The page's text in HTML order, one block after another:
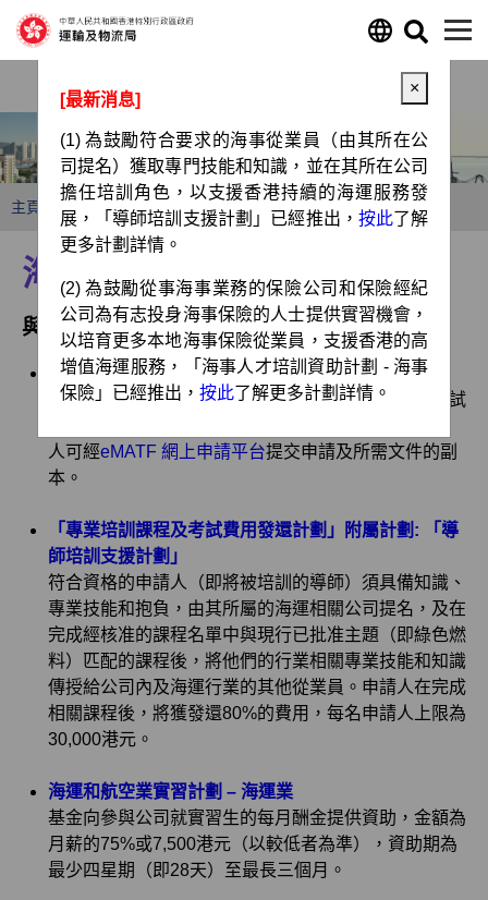
主頁 海運及空運人才培訓基金 海運
×
[最新消息]
(1) 為鼓勵符合要求的海事從業員（由其所在公
司提名）獲取專門技能和知識，並在其所在公司
擔任培訓角色，以支援香港持續的海運服務發
展，「導師培訓支援計劃」已經推出， 按此了解
更多計劃詳情。
(2) 為鼓勵從事海事業務的保險公司和保險經紀
公司為有志投身海事保險的人士提供實習機會，
以培育更多本地海事保險從業員，支援香港的高
增值海運服務，「海事人才培訓資助計劃 - 海事
保險」已經推出， 按此了解更多計劃詳情。
海運及空運人才培訓基金
與海運業相關的計劃
專業培訓課程及考試費用發還計劃 – 海運業
合資格申請人在成功完成已核准課程或通過已核准考試
人可經eMATF 網上申請平台提交申請及所需文件的副
本。
「專業培訓課程及考試費用發還計劃」附屬計劃: 「導
師培訓支援計劃」
符合資格的申請人（即將被培訓的導師）須具備知識、
專業技能和抱負，由其所屬的海運相關公司提名，及在
完成經核准的課程名單中與現行已批准主題（即綠色燃
料）匹配的課程後，將他們的行業相關專業技能和知識
傳授給公司內及海運行業的其他從業員。申請人在完成
相關課程後，將獲發還80%的費用，每名申請人上限為
30,000港元。
海運和航空業實習計劃 – 海運業
基金向參與公司就實習生的每月酬金提供資助，金額為
月薪的75%或7,500港元（以較低者為準），資助期為
最少四星期（即28天）至最長三個月。